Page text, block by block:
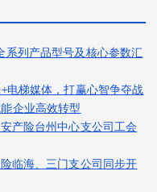
系列产品型号及核心参数汇
电梯媒体，打赢心智争夺战
企业高效转型
产险台州中心支公司工会
临海、三门支公司同步开